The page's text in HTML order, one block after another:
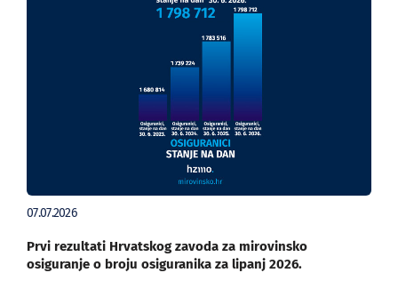
07.07.2026
Prvi rezultati Hrvatskog zavoda za mirovinsko
osiguranje o broju osiguranika za lipanj 2026.